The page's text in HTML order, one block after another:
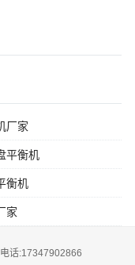
厂家
平衡机
衡机
家
话:17347902866